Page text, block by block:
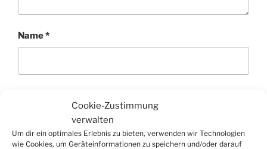
Cookie-Zustimmung
verwalten
Um dir ein optimales Erlebnis zu bieten, verwenden wir Technologien
wie Cookies, um Geräteinformationen zu speichern und/oder darauf
Name*